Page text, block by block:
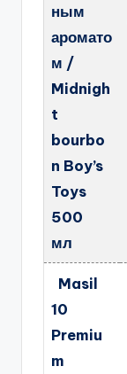
ным
аромато
м /
Midnigh
t
bourbo
n Boy’s
Toys
500
мл
Masil
10
Premiu
m